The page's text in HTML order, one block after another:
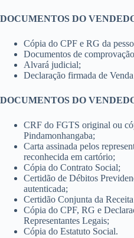
DOCUMENTOS DO
Cópia do CPF e RG da
Documentos de
Alvará judicial;
Declaração firmada de
DOCUMENTOS DO
CRF do FGTS original ou
Pindamonhangaba;
Carta assinada pelos
reconhecida em cartório;
Cópia do Contrato Social;
Certidão de Débitos
autenticada;
Certidão Conjunta da
Cópia do CPF, RG e
Representantes Legais;
Cópia do Estatuto Social.